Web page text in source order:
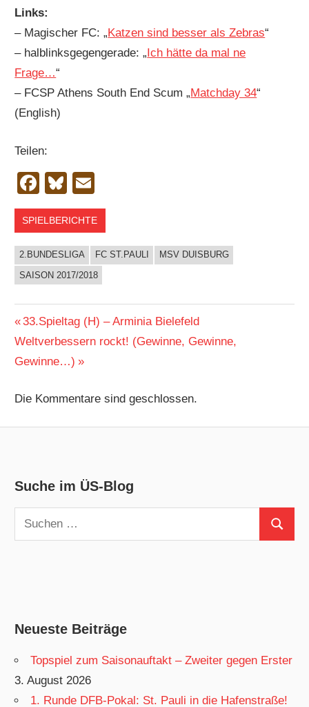
Links:
– Magischer FC: „Katzen sind besser als Zebras“
– halblinksgegengerade: „Ich hätte da mal ne
Frage…“
– FCSP Athens South End Scum „Matchday 34“
(English)
Teilen:
Facebook
Bluesky
SPIELBERICHTE
2.BUNDESLIGA FC ST.PAULI
MSV DUISBURG
SAISON 2017/2018
Beitragsnavigation
Vorheriger
Beitrag:
33.Spieltag (H) – Arminia Bielefeld
Nächster
Beitrag:
Weltverbessern rockt! (Gewinne, Gewinne,
Gewinne…)
Die Kommentare sind geschlossen.
Suche im ÜS-Blog
Suchen
nach:
Suchen
Neueste Beiträge
Topspiel zum Saisonauftakt – Zweiter gegen Erster
3. August 2026
1. Runde DFB-Pokal: St. Pauli in die Hafenstraße!